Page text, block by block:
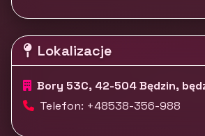
Lokalizacje
Bory 53C, 42-504 Będzin,
Telefon: +48538-356-988